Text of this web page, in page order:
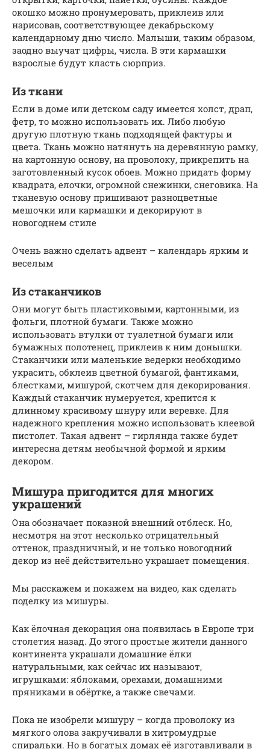
окошко можно пронумеровать, приклеив или
нарисовав, соответствующее декабрьскому
календарному дню число. Малыши, таким образом,
заодно выучат цифры, числа. В эти кармашки
взрослые будут класть сюрприз.
Из ткани
Если в доме или детском саду имеется холст, драп,
фетр, то можно использовать их. Либо любую
другую плотную ткань подходящей фактуры и
цвета. Ткань можно натянуть на деревянную рамку,
на картонную основу, на проволоку, прикрепить на
заготовленный кусок обоев. Можно придать форму
квадрата, елочки, огромной снежинки, снеговика. На
тканевую основу пришивают разноцветные
мешочки или кармашки и декорируют в
новогоднем стиле
Очень важно сделать адвент – календарь ярким и
веселым
Из стаканчиков
Они могут быть пластиковыми, картонными, из
фольги, плотной бумаги. Также можно
использовать втулки от туалетной бумаги или
бумажных полотенец, приклеив к ним донышки.
Стаканчики или маленькие ведерки необходимо
украсить, обклеив цветной бумагой, фантиками,
блестками, мишурой, скотчем для декорирования.
Каждый стаканчик нумеруется, крепится к
длинному красивому шнуру или веревке. Для
надежного крепления можно использовать клеевой
пистолет. Такая адвент – гирлянда также будет
интересна детям необычной формой и ярким
декором.
Мишура пригодится для многих
украшений
Она обозначает показной внешний отблеск. Но,
несмотря на этот несколько отрицательный
оттенок, праздничный, и не только новогодний
декор из неё действительно украшает помещения.
Мы расскажем и покажем на видео, как сделать
поделку из мишуры.
Как ёлочная декорация она появилась в Европе три
столетия назад. До этого простые жители данного
континента украшали домашние ёлки
натуральными, как сейчас их называют,
игрушками: яблоками, орехами, домашними
пряниками в обёртке, а также свечами.
Пока не изобрели мишуру – когда проволоку из
мягкого олова закручивали в хитромудрые
спиральки. Но в богатых домах её изготавливали в